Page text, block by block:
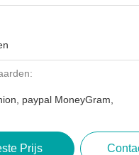
paypal MoneyGram,
Prijs